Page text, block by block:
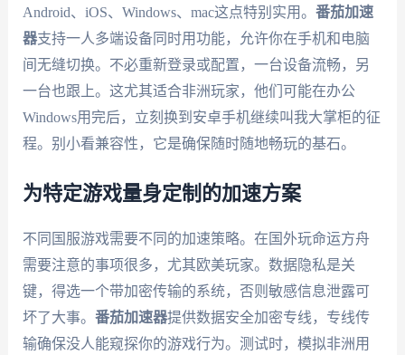
Android、iOS、Windows、mac这点特别实用。 番茄加速
器支持一人多端设备同时用功能，允许你在手机和电脑
间无缝切换。不必重新登录或配置，一台设备流畅，另
一台也跟上。这尤其适合非洲玩家，他们可能在办公
Windows用完后，立刻换到安卓手机继续叫我大掌柜的征
程。别小看兼容性，它是确保随时随地畅玩的基石。
为特定游戏量身定制的加速方案
不同国服游戏需要不同的加速策略。在国外玩命运方舟
需要注意的事项很多，尤其欧美玩家。数据隐私是关
键，得选一个带加密传输的系统，否则敏感信息泄露可
坏了大事。 番茄加速器提供数据安全加密专线，专线传
输确保没人能窥探你的游戏行为。测试时，模拟非洲用